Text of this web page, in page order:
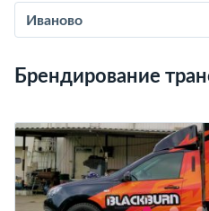
Иваново
Брендирование